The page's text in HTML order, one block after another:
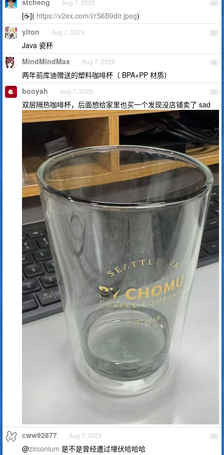
22
stcheng Aug 7, 2025
[☕️]( https://v2ex.com/i/rS6B9dIr.jpeg)
23
yiton Aug 7, 2025
Java 瓷杯
24
MindMindMax Aug 7, 2025
两年前库迪赠送的塑料咖啡杯（ BPA+PP 材质）
25
booyah Aug 7, 2025
双层隔热咖啡杯，后面想给家里也买一个发现没店铺卖了 sad
26
cww92877 Aug 7, 2025
@zirconium 是不是曾经遭过埋伏哈哈哈